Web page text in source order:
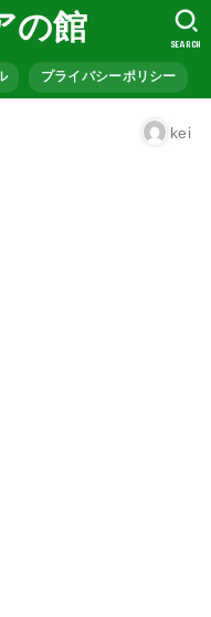
の館
プライバシーポリシー
SEARCH
kei